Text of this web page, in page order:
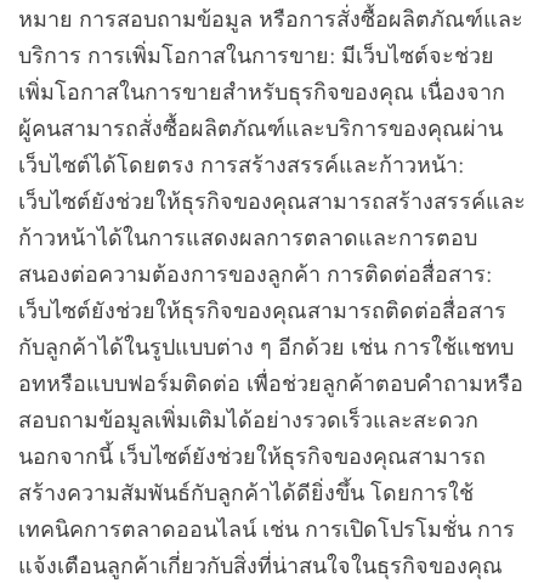
หมาย การสอบถามข้อมูล หรือการสั่งซื้อผลิตภัณฑ์และ
บริการ การเพิ่มโอกาสในการขาย: มีเว็บไซต์จะช่วย
เพิ่มโอกาสในการขายสำหรับธุรกิจของคุณ เนื่องจาก
ผู้คนสามารถสั่งซื้อผลิตภัณฑ์และบริการของคุณผ่าน
เว็บไซต์ได้โดยตรง การสร้างสรรค์และก้าวหน้า:
เว็บไซต์ยังช่วยให้ธุรกิจของคุณสามารถสร้างสรรค์และ
ก้าวหน้าได้ในการแสดงผลการตลาดและการตอบ
สนองต่อความต้องการของลูกค้า การติดต่อสื่อสาร:
เว็บไซต์ยังช่วยให้ธุรกิจของคุณสามารถติดต่อสื่อสาร
กับลูกค้าได้ในรูปแบบต่าง ๆ อีกด้วย เช่น การใช้แชทบ
อทหรือแบบฟอร์มติดต่อ เพื่อช่วยลูกค้าตอบคำถามหรือ
สอบถามข้อมูลเพิ่มเติมได้อย่างรวดเร็วและสะดวก
นอกจากนี้ เว็บไซต์ยังช่วยให้ธุรกิจของคุณสามารถ
สร้างความสัมพันธ์กับลูกค้าได้ดียิ่งขึ้น โดยการใช้
เทคนิคการตลาดออนไลน์ เช่น การเปิดโปรโมชั่น การ
แจ้งเตือนลูกค้าเกี่ยวกับสิ่งที่น่าสนใจในธุรกิจของคุณ